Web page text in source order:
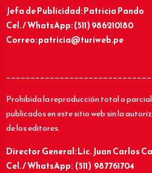
Jefa de Publicidad: Patricia Pando
Cel. / WhatsApp: (511) 986210180
Correo: patricia@turiweb.pe
Prohibida la reproducción total o
publicados en este sitio web sin la
de los editores.
Director General: Lic.Juan Carlos
Cel. / WhatsApp: (511) 987761704